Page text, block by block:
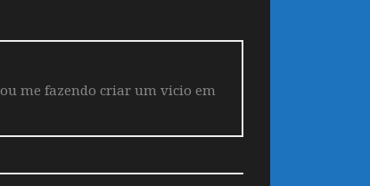
me fazendo criar um vicio em